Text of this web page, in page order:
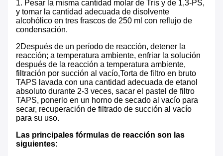
1. Pesar la misma cantidad molar de Tris y de 1,3-PS,
y tomar la cantidad adecuada de disolvente
alcohólico en tres frascos de 250 ml con reflujo de
condensación.
2Después de un período de reacción, detener la
reacción; a temperatura ambiente, enfriar la solución
después de la reacción a temperatura ambiente,
filtración por succión al vacío,Torta de filtro en bruto
TAPS lavada con una cantidad adecuada de etanol
absoluto durante 2-3 veces, sacar el pastel de filtro
TAPS, ponerlo en un horno de secado al vacío para
secar, recuperación de filtrado de succión al vacío
para su uso.
Las principales fórmulas de reacción son las
siguientes: